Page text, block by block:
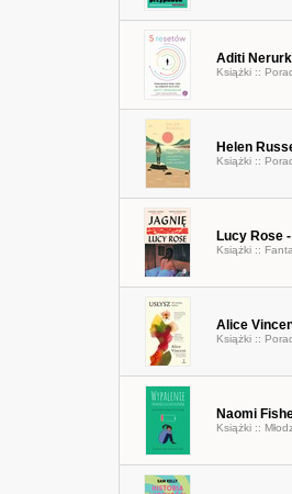
Aditi
Książki ::
Helen
Książki ::
Lucy Rose
Książki ::
Alice
Książki ::
Naomi
Książki ::